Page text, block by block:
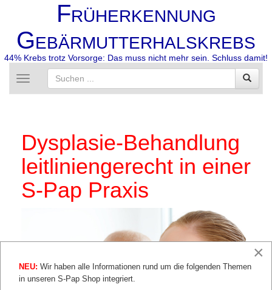
FRÜHERKENNUNG
GEBÄRMUTTERHALSKREBS
44% Krebs trotz Vorsorge: Das muss nicht mehr sein. Schluss damit!
Toggle
navigation
Dysplasie-Behandlung
leitliniengerecht in einer
S-Pap Praxis
×
NEU: Wir haben alle Informationen rund um die folgenden Themen
in unseren S-Pap Shop integriert.